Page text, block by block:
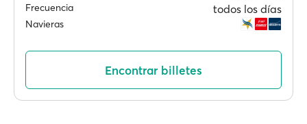
Frecuencia todos los días
Navieras
Encontrar billetes